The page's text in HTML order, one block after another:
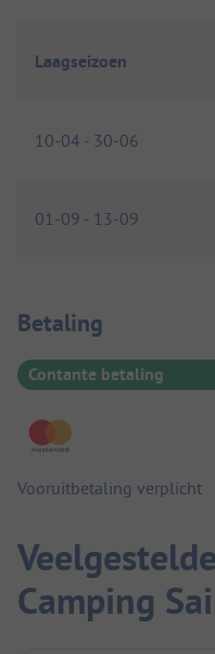
Laagseizoen
10-04 - 30-06
01-09 - 13-09
Betaalinformatie
Betaling
Contante betaling
Vooruitbetaling verplicht
Camping